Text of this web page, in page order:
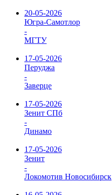
20-05-2026
Югра-Самотлор
-
МГТУ
17-05-2026
Перуджа
-
Заверце
17-05-2026
Зенит СПб
-
Динамо
17-05-2026
Зенит
-
Локомотив Новосибирск